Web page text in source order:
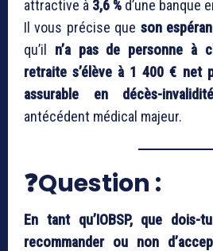
attractive à 3,6 % d’une banque
Il vous précise que son
qu’il n’a pas de personne à
retraite s’élève à 1 400 € net
assurable en décès-invalidité
antécédent médical majeur.
❓Question :
En tant qu’IOBSP, que
recommander ou non